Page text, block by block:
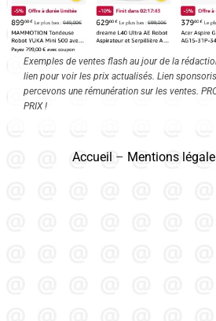
Exemples de ventes flash au jour de la
lien pour voir les prix actualisés. Lien
percevons une rémunération sur les ventes.
PRIX !
Accueil – Mentions